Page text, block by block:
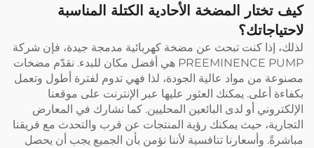
كيف تختار المضخة الأحادية الكتلة المناسبة
لاحتياجاتك؟
لذلك، إذا كنت تبحث عن مضخة كهربائية مدمجة جيدة، فإن شركة
PREEMINENCE PUMP هي أفضل مكان للبدء. نقدّم مضخات
مصنوعة من مواد عالية الجودة، لذا فهي تدوم لفترة أطول وتعمل
بكفاءة أعلى. يمكنك العثور عليها عبر الإنترنت على موقعنا
الإلكتروني أو لدى البائعين المحليين. كما نشارك في المعارض
التجارية، حيث يمكنك رؤية المنتجات عن قرب والتحدث مع فريقنا
مباشرةً. وأسعارنا تنافسية لأننا نؤمن بأن الجميع يجب أن يحصل